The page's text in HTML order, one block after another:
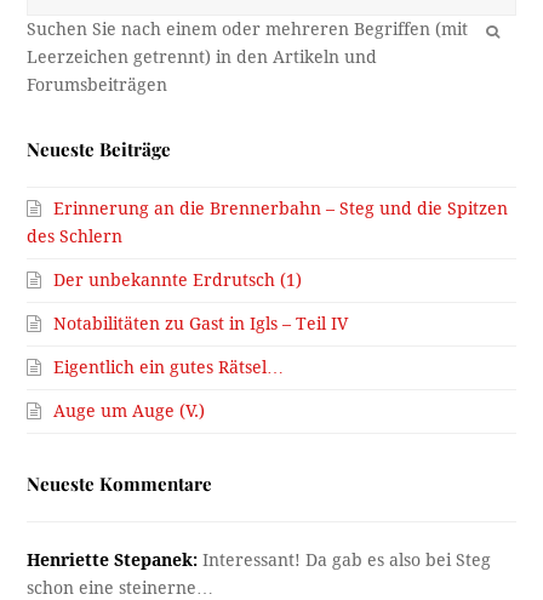
OK
Neueste Beiträge
Erinnerung an die Brennerbahn – Steg und die Spitzen
des Schlern
Der unbekannte Erdrutsch (1)
Notabilitäten zu Gast in Igls – Teil IV
Eigentlich ein gutes Rätsel…
Auge um Auge (V.)
Neueste Kommentare
Henriette Stepanek: Interessant! Da gab es also bei Steg
schon eine steinerne…